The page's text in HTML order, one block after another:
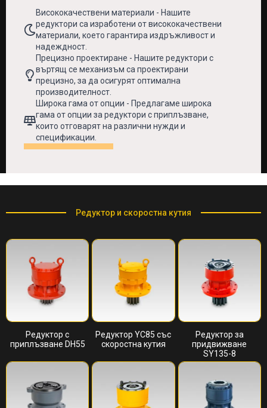
Висококачествени материали - Нашите
редуктори са изработени от висококачествени
материали, което гарантира издръжливост и
надеждност.
Прецизно проектиране - Нашите редуктори с
въртящ се механизъм са проектирани
прецизно, за да осигурят оптимална
производителност.
Широка гама от опции - Предлагаме широка
гама от опции за редуктори с приплъзване,
които отговарят на различни нужди и
спецификации.
Редуктор и скоростна кутия
Редуктор с
приплъзване DH55
Редуктор YC85 със
скоростна кутия
Редуктор за
придвижване
SY135-8